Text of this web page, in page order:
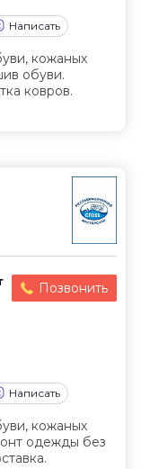
Написать
кожаных
обуви.
ковров.
Позвонить
Написать
кожаных
одежды без